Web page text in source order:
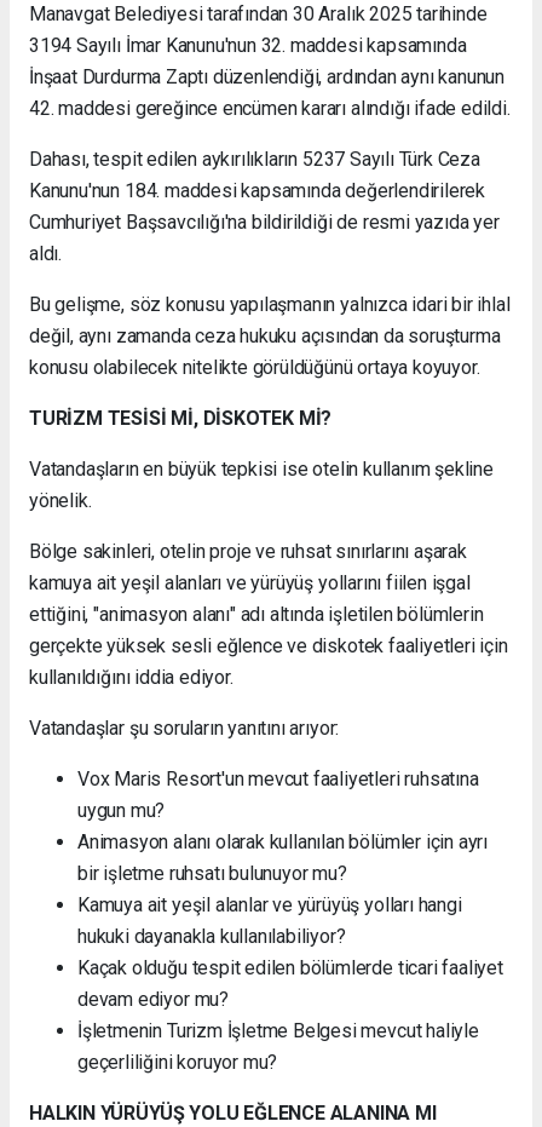
Manavgat Belediyesi tarafından 30 Aralık 2025 tarihinde
3194 Sayılı İmar Kanunu'nun 32. maddesi kapsamında
İnşaat Durdurma Zaptı düzenlendiği, ardından aynı kanunun
42. maddesi gereğince encümen kararı alındığı ifade edildi.
Dahası, tespit edilen aykırılıkların 5237 Sayılı Türk Ceza
Kanunu'nun 184. maddesi kapsamında değerlendirilerek
Cumhuriyet Başsavcılığı'na bildirildiği de resmi yazıda yer
aldı.
Bu gelişme, söz konusu yapılaşmanın yalnızca idari bir ihlal
değil, aynı zamanda ceza hukuku açısından da soruşturma
konusu olabilecek nitelikte görüldüğünü ortaya koyuyor.
TURİZM TESİSİ Mİ, DİSKOTEK Mİ?
Vatandaşların en büyük tepkisi ise otelin kullanım şekline
yönelik.
Bölge sakinleri, otelin proje ve ruhsat sınırlarını aşarak
kamuya ait yeşil alanları ve yürüyüş yollarını fiilen işgal
ettiğini, "animasyon alanı" adı altında işletilen bölümlerin
gerçekte yüksek sesli eğlence ve diskotek faaliyetleri için
kullanıldığını iddia ediyor.
Vatandaşlar şu soruların yanıtını arıyor:
Vox Maris Resort'un mevcut faaliyetleri ruhsatına
uygun mu?
Animasyon alanı olarak kullanılan bölümler için ayrı
bir işletme ruhsatı bulunuyor mu?
Kamuya ait yeşil alanlar ve yürüyüş yolları hangi
hukuki dayanakla kullanılabiliyor?
Kaçak olduğu tespit edilen bölümlerde ticari faaliyet
devam ediyor mu?
İşletmenin Turizm İşletme Belgesi mevcut haliyle
geçerliliğini koruyor mu?
HALKIN YÜRÜYÜŞ YOLU EĞLENCE ALANINA MI